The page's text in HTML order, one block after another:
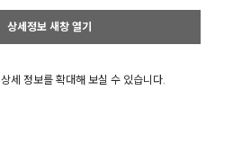
상세정보 새창 열기
상세 정보를 확대해 보실 수 있습니다.